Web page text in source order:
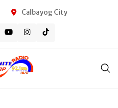
Calbayog City